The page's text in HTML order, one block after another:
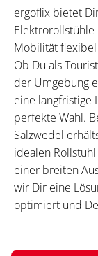
ergoflix bietet
Elektrorollstühle
Mobilität flexibel
Ob Du als
der Umgebung
eine langfristige
perfekte Wahl.
Salzwedel
idealen
einer breiten
wir Dir eine
optimiert und